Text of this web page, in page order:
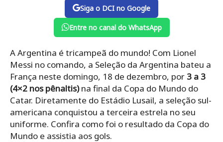
Siga o DCI no Google
Entre no canal do WhatsApp
A Argentina é tricampeã do mundo! Com Lionel
Messi no comando, a Seleção da Argentina bateu a
França neste domingo, 18 de dezembro, por 3 a 3
(4×2 nos pênaltis)na final da Copa do Mundo do
Catar. Diretamente do Estádio Lusail, a seleção sul-
americana conquistou a terceira estrela no seu
uniforme. Confira como foi o resultado da Copa do
Mundo e assistia aos gols.